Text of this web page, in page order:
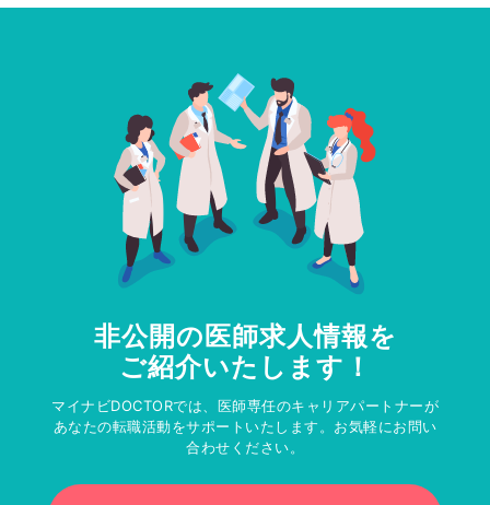
非公開の医師求人情報を
ご紹介いたします！
マイナビDOCTORでは、医師専任のキャリアパートナーが
あなたの転職活動をサポートいたします。お気軽にお問い
合わせください。